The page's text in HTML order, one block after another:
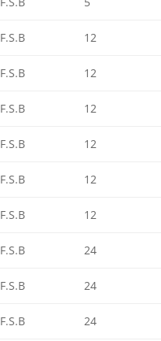
F.S.B 12
F.S.B 12
F.S.B 12
F.S.B 12
F.S.B 12
F.S.B 12
F.S.B 24
F.S.B 24
F.S.B 24